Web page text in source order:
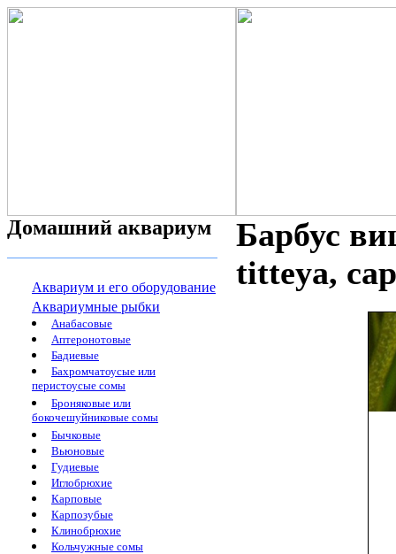
Домашний аквариум
Аквариум и его оборудование
Аквариумные рыбки
Анабасовые
Аптеронотовые
Бадиевые
Бахромчатоусые или
перистоусые сомы
Броняковые или
бокочешуйниковые сомы
Бычковые
Вьюновые
Гудиевые
Иглобрюхие
Карповые
Карпозубые
Клинобрюхие
Кольчужные сомы
Барбус
titteya,